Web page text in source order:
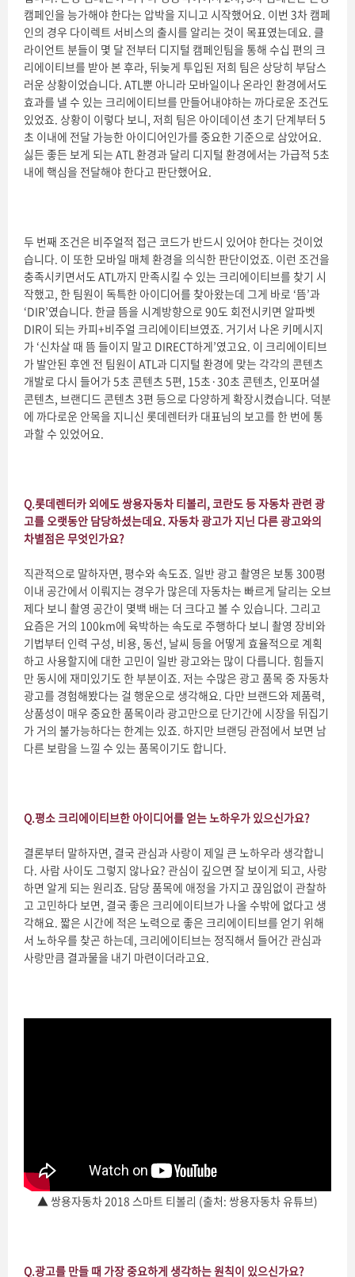
캠페인을 능가해야 한다는 압박을 지니고 시작했어요. 이번 3차 캠페
인의 경우 다이렉트 서비스의 출시를 알리는 것이 목표였는데요. 클
라이언트 분들이 몇 달 전부터 디지털 캠페인팀을 통해 수십 편의 크
리에이티브를 받아 본 후라, 뒤늦게 투입된 저희 팀은 상당히 부담스
러운 상황이었습니다. ATL뿐 아니라 모바일이나 온라인 환경에서도
효과를 낼 수 있는 크리에이티브를 만들어내야하는 까다로운 조건도
있었죠. 상황이 이렇다 보니, 저희 팀은 아이데이션 초기 단계부터 5
초 이내에 전달 가능한 아이디어인가를 중요한 기준으로 삼았어요.
싫든 좋든 보게 되는 ATL 환경과 달리 디지털 환경에서는 가급적 5초
내에 핵심을 전달해야 한다고 판단했어요.
두 번째 조건은 비주얼적 접근 코드가 반드시 있어야 한다는 것이었
습니다. 이 또한 모바일 매체 환경을 의식한 판단이었죠. 이런 조건을
충족시키면서도 ATL까지 만족시킬 수 있는 크리에이티브를 찾기 시
작했고, 한 팀원이 독특한 아이디어를 찾아왔는데 그게 바로 ‘뜸’과
‘DIR’였습니다. 한글 뜸을 시계방향으로 90도 회전시키면 알파벳
DIR이 되는 카피+비주얼 크리에이티브였죠. 거기서 나온 키메시지
가 ‘신차살 때 뜸 들이지 말고 DIRECT하게’였고요. 이 크리에이티브
가 발안된 후엔 전 팀원이 ATL과 디지털 환경에 맞는 각각의 콘텐츠
개발로 다시 들어가 5초 콘텐츠 5편, 15초·30초 콘텐츠, 인포머셜
콘텐츠, 브랜디드 콘텐츠 3편 등으로 다양하게 확장시켰습니다. 덕분
에 까다로운 안목을 지니신 롯데렌터카 대표님의 보고를 한 번에 통
과할 수 있었어요.
Q.롯데렌터카 외에도 쌍용자동차 티볼리, 코란도 등 자동차 관련 광
고를 오랫동안 담당하셨는데요. 자동차 광고가 지닌 다른 광고와의
차별점은 무엇인가요?
직관적으로 말하자면, 평수와 속도죠. 일반 광고 촬영은 보통 300평
이내 공간에서 이뤄지는 경우가 많은데 자동차는 빠르게 달리는 오브
제다 보니 촬영 공간이 몇백 배는 더 크다고 볼 수 있습니다. 그리고
요즘은 거의 100km에 육박하는 속도로 주행하다 보니 촬영 장비와
기법부터 인력 구성, 비용, 동선, 날씨 등을 어떻게 효율적으로 계획
하고 사용할지에 대한 고민이 일반 광고와는 많이 다릅니다. 힘들지
만 동시에 재미있기도 한 부분이죠. 저는 수많은 광고 품목 중 자동차
광고를 경험해봤다는 걸 행운으로 생각해요. 다만 브랜드와 제품력,
상품성이 매우 중요한 품목이라 광고만으로 단기간에 시장을 뒤집기
가 거의 불가능하다는 한계는 있죠. 하지만 브랜딩 관점에서 보면 남
다른 보람을 느낄 수 있는 품목이기도 합니다.
Q.평소 크리에이티브한 아이디어를 얻는 노하우가 있으신가요?
결론부터 말하자면, 결국 관심과 사랑이 제일 큰 노하우라 생각합니
다. 사람 사이도 그렇지 않나요? 관심이 깊으면 잘 보이게 되고, 사랑
하면 알게 되는 원리죠. 담당 품목에 애정을 가지고 끊임없이 관찰하
고 고민하다 보면, 결국 좋은 크리에이티브가 나올 수밖에 없다고 생
각해요. 짧은 시간에 적은 노력으로 좋은 크리에이티브를 얻기 위해
서 노하우를 찾곤 하는데, 크리에이티브는 정직해서 들어간 관심과
사랑만큼 결과물을 내기 마련이더라고요.
▲ 쌍용자동차 2018 스마트 티볼리 (출처: 쌍용자동차 유튜브)
Q.광고를 만들 때 가장 중요하게 생각하는 원칙이 있으신가요?